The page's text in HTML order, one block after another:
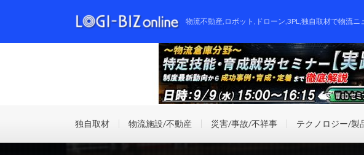
物流不動産,ロボット,ドローン,3PL,独自取材で物流ニ
独自取材 物流施設/不動産 災害/事故/不祥事 テクノロジー/製